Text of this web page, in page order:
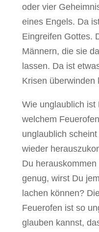
oder vier
eines Engels. Da
Eingreifen Gottes.
Männern, die sie
lassen. Da ist
Krisen überwinden
Wie unglaublich ist
welchem
unglaublich
wieder
Du
genug, wirst Du
lachen können?
Feuerofen ist so
glauben kannst,